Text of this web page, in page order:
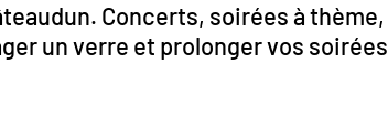
Concerts, soirées à thème,
un verre et prolonger vos soirées